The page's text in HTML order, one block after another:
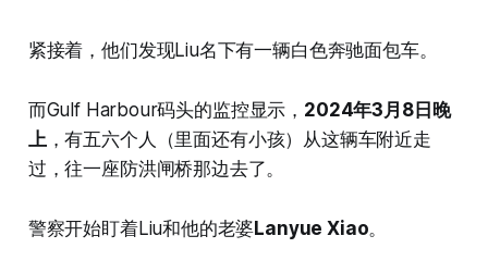
紧接着，他们发现Liu名下有一辆白色奔驰面包车。
而Gulf Harbour码头的监控显示， 2024年3月8日晚
上，有五六个人（里面还有小孩）从这辆车附近走
过，往一座防洪闸桥那边去了。
警察开始盯着Liu和他的老婆Lanyue Xiao。